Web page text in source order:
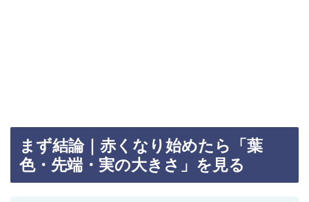
まず結論｜赤くなり始めたら「葉
色・先端・実の大きさ」を見る